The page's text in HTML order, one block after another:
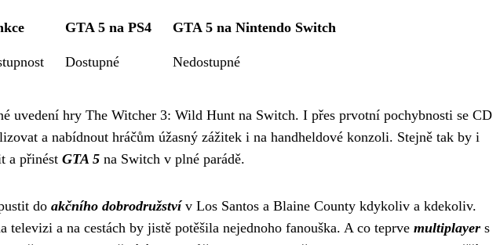
GTA 5 na PS4 GTA 5 na Nintendo Switch
Dostupné Nedostupné
uvedení hry The Witcher 3: Wild Hunt na Switch. I přes prvotní pochybnosti se CD
a nabídnout hráčům úžasný zážitek i na handheldové konzoli. Stejně tak by i
a přinést GTA 5 na Switch v plné parádě.
do akčního dobrodružstvív Los Santos a Blaine County kdykoliv a kdekoliv.
televizi a na cestách by jistě potěšila nejednoho fanouška. A co teprve multiplayer s